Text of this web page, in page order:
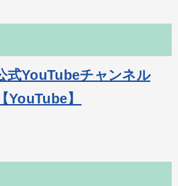
式YouTubeチャンネル
YouTube】